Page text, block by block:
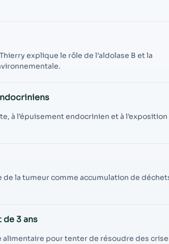
explique le rôle de l’aldolase B et la
à l’épuisement endocrinien et à l’exposition
de la tumeur comme accumulation de
3 ans
pour tenter de résoudre des